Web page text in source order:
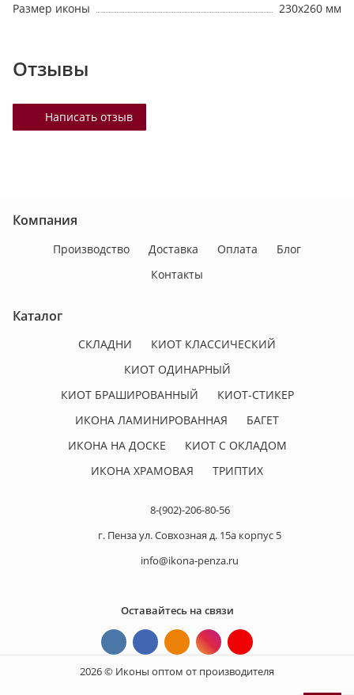
Размер иконы
230х260 мм
Отзывы
Написать отзыв
Компания
Производство Доставка Оплата
Блог
Контакты
Каталог
СКЛАДНИ
КИОТ КЛАССИЧЕСКИЙ
КИОТ ОДИНАРНЫЙ
КИОТ БРАШИРОВАННЫЙ
КИОТ-СТИКЕР
ИКОНА ЛАМИНИРОВАННАЯ
БАГЕТ
ИКОНА НА ДОСКЕ
КИОТ С ОКЛАДОМ
ИКОНА ХРАМОВАЯ
ТРИПТИХ
8-(902)-206-80-56
г. Пенза ул. Совхозная д. 15а корпус 5
info@ikona-penza.ru
Оставайтесь на связи
2026 © Иконы оптом от производителя